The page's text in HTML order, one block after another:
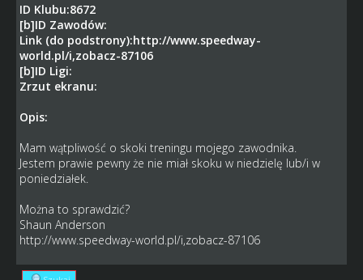
ID Klubu:8672
[b]ID Zawodów:
Link (do podstrony):http://www.speedway-
world.pl/i,zobacz-87106
[b]ID Ligi:
Zrzut ekranu:
Opis:
Mam wątpliwość o skoki treningu mojego zawodnika.
Jestem prawie pewny że nie miał skoku w niedzielę lub/i w
poniedziałek.
Można to sprawdzić?
Shaun Anderson
http://www.speedway-world.pl/i,zobacz-87106